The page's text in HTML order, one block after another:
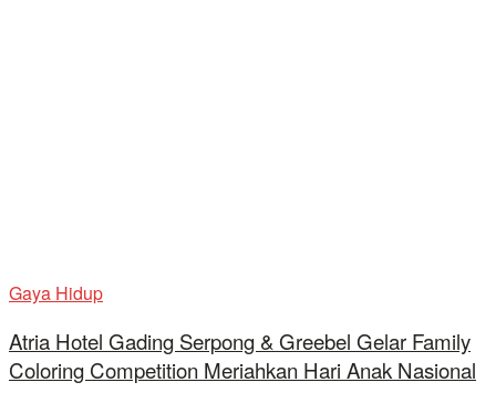
Gaya Hidup
Atria Hotel Gading Serpong & Greebel Gelar Family
Coloring Competition Meriahkan Hari Anak Nasional